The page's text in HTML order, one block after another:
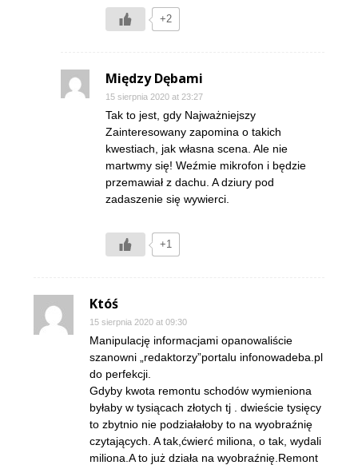
+2
Między Dębami
15 sierpnia 2020 at 23:27
Tak to jest, gdy Najważniejszy
Zainteresowany zapomina o takich
kwestiach, jak własna scena. Ale nie
martwmy się! Weźmie mikrofon i będzie
przemawiał z dachu. A dziury pod
zadaszenie się wywierci.
+1
Któś
15 sierpnia 2020 at 09:30
Manipulację informacjami opanowaliście
szanowni „redaktorzy”portalu infonowadeba.pl
do perfekcji.
Gdyby kwota remontu schodów wymieniona
byłaby w tysiącach złotych tj . dwieście tysięcy
to zbytnio nie podziałałoby to na wyobraźnię
czytających. A tak,ćwierć miliona, o tak, wydali
miliona.A to już działa na wyobraźnię.Remont